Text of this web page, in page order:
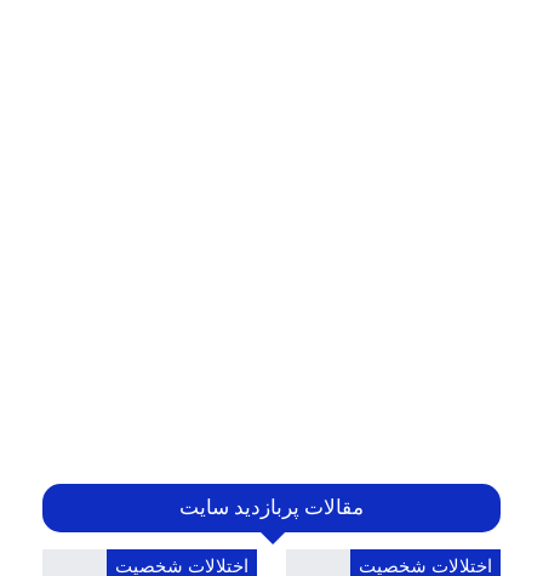
مقالات پربازدید سایت
اختلالات شخصیت اختلالات شخصیت